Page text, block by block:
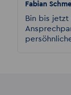
Fabian
Bin bis jetzt